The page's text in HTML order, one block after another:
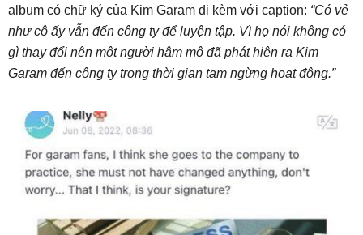
album có chữ ký của Kim Garam đi kèm với caption: “Có vẻ
như cô ấy vẫn đến công ty để luyện tập. Vì họ nói không có
gì thay đổi nên một người hâm mộ đã phát hiện ra Kim
Garam đến công ty trong thời gian tạm ngừng hoạt động.”